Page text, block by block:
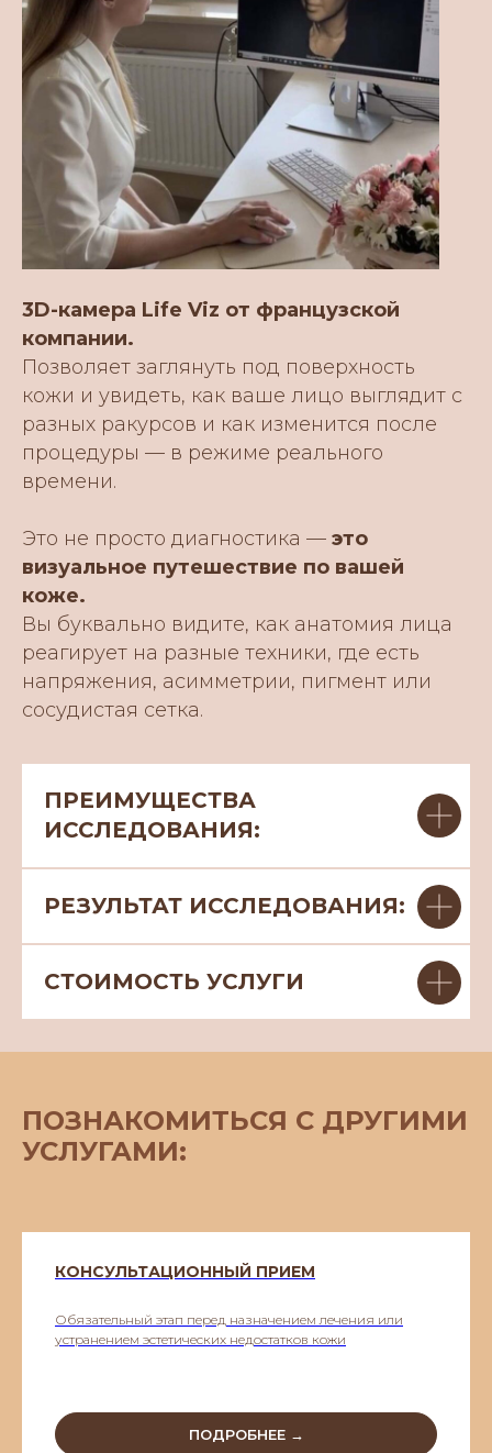
3D-камера Life Viz от французской
компании.
Позволяет заглянуть под поверхность
кожи и увидеть, как ваше лицо выглядит с
разных ракурсов и как изменится после
процедуры — в режиме реального
времени.
Это не просто диагностика — это
визуальное путешествие по вашей
коже.
Вы буквально видите, как анатомия лица
реагирует на разные техники, где есть
напряжения, асимметрии, пигмент или
сосудистая сетка.
ПРЕИМУЩЕСТВА
ИССЛЕДОВАНИЯ:
РЕЗУЛЬТАТ ИССЛЕДОВАНИЯ:
СТОИМОСТЬ УСЛУГИ
ПОЗНАКОМИТЬСЯ С ДРУГИМИ
УСЛУГАМИ:
КОНСУЛЬТАЦИОННЫЙ ПРИЕМ
Обязательный этап перед назначением лечения или
устранением эстетических недостатков кожи
ПОДРОБНЕЕ →